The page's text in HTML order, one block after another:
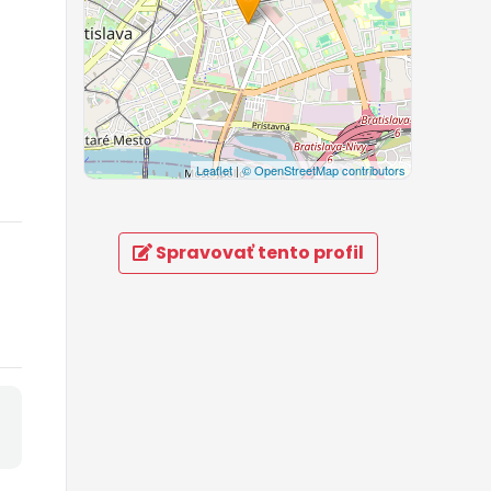
Leaflet|© OpenStreetMap contributors
Spravovať tento profil